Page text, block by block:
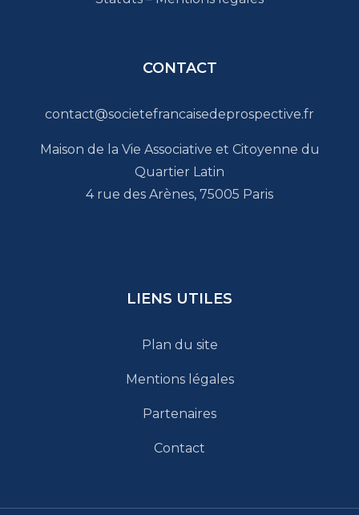
CONTACT
contact@societefrancaisedeprospective.fr
Maison de la Vie Associative et Citoyenne du
Quartier Latin
4 rue des Arènes, 75005 Paris
LIENS UTILES
Plan du site
Mentions légales
Partenaires
Contact